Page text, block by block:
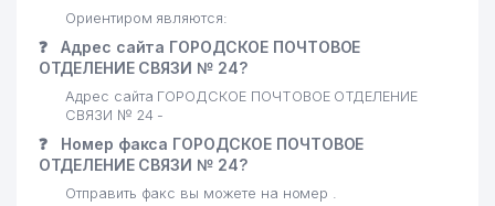
Ориентиром являются:
❓
Адрес сайта ГОРОДСКОЕ ПОЧТОВОЕ
ОТДЕЛЕНИЕ СВЯЗИ № 24?
Адрес сайта ГОРОДСКОЕ ПОЧТОВОЕ ОТДЕЛЕНИЕ
СВЯЗИ № 24 -
❓
Номер факса ГОРОДСКОЕ ПОЧТОВОЕ
ОТДЕЛЕНИЕ СВЯЗИ № 24?
Отправить факс вы можете на номер .